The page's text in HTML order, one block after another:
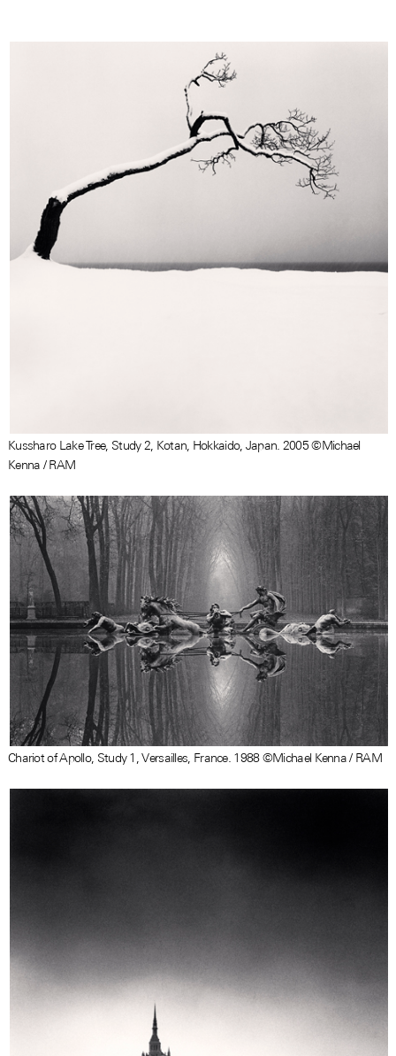
Kussharo Lake Tree, Study 2, Kotan, Hokkaido, Japan. 2005 ©Michael
Kenna / RAM
Chariot of Apollo, Study 1, Versailles, France. 1988 ©Michael Kenna / RAM